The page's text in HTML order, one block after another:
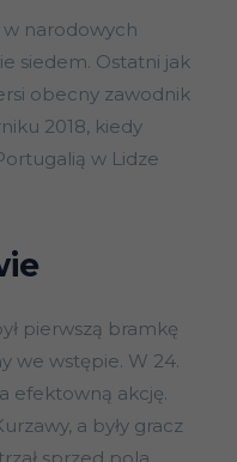
w narodowych
siedem. Ostatni jak
obecny zawodnik
2018, kiedy
w Lidze
pierwszą bramkę
we wstępie. W 24.
efektowną akcję.
a były gracz